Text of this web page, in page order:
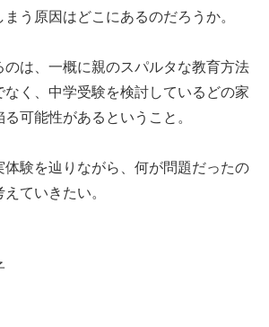
う原因はどこにあるのだろうか。
は、一概に親のスパルタな教育方法
く、中学受験を検討しているどの家
可能性があるということ。
験を辿りながら、何が問題だったの
ていきたい。